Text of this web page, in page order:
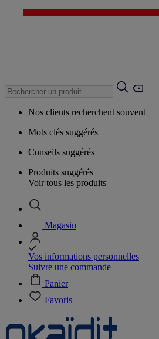
Nos clients recherchent souvent
Mots clés suggérés
Conseils suggérés
Produits suggérés
Voir tous les produits
Magasin
Vos informations personnelles
Suivre une commande
Panier
Favoris